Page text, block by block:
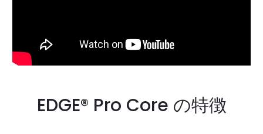
EDGE® Pro Core の特徴